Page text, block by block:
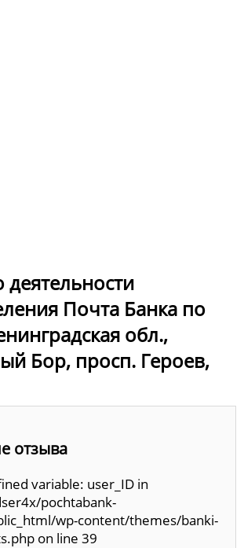
Почта Банка по
обл.,
Бор, просп. Героев,
отзыва
variable: user_ID in
pochtabank-
wp-content/themes/banki-
on line 39